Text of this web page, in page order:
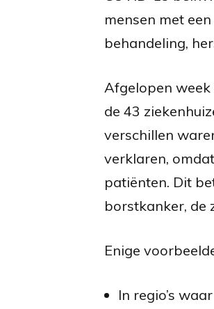
mensen met
behandeling,
Afgelopen
de 43
verschillen
verklaren,
patiënten. Dit
borstkanker, de
Enige
In regio’s